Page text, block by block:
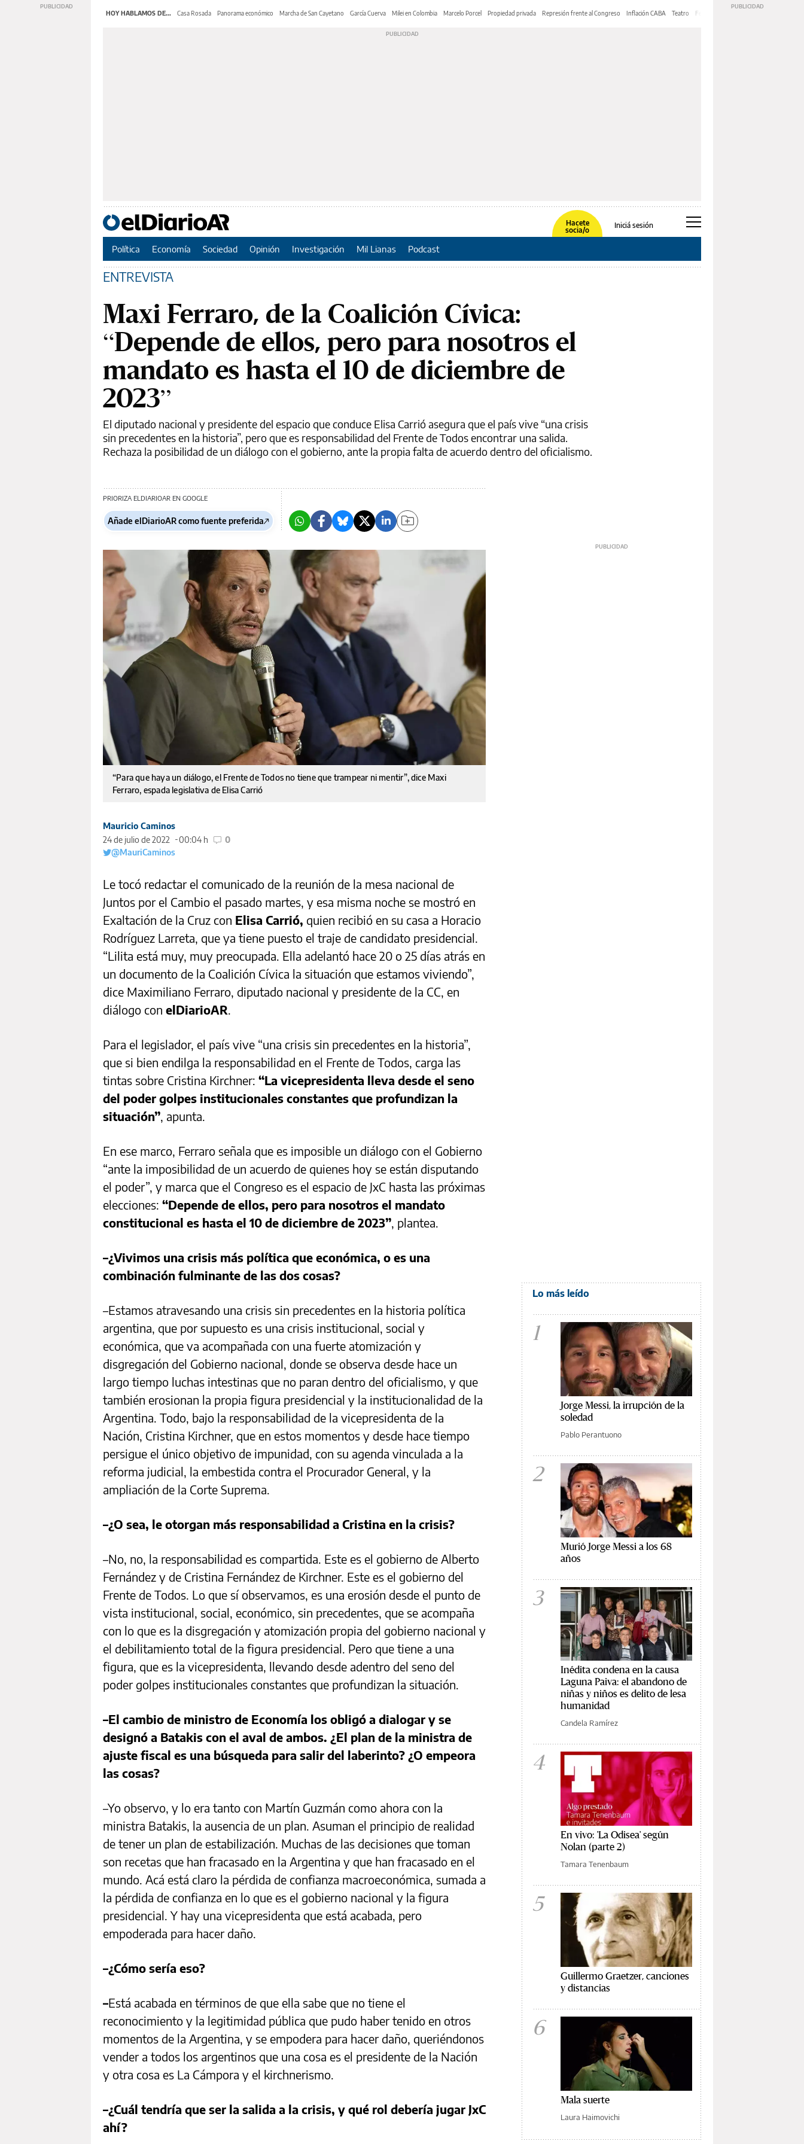
HOY HABLAMOS DE... Casa Rosada Panorama económico Marcha de San Cayetano García Cuerva Milei en Colombia Marcelo Porcel Propiedad privada Represión frente al Congreso Inflación CABA Teatro Feria de Editores
Hacete
socia/o
Iniciá sesión
Política Economía Sociedad Opinión Investigación Mil Lianas Podcast
ENTREVISTA
Maxi Ferraro, de la Coalición Cívica:
“Depende de ellos, pero para nosotros el
mandato es hasta el 10 de diciembre de
2023”
El diputado nacional y presidente del espacio que conduce Elisa Carrió asegura que el país vive “una crisis
sin precedentes en la historia”, pero que es responsabilidad del Frente de Todos encontrar una salida.
Rechaza la posibilidad de un diálogo con el gobierno, ante la propia falta de acuerdo dentro del oficialismo.
PRIORIZA ELDIARIOAR EN GOOGLE
Añade elDiarioAR como fuente preferida
“Para que haya un diálogo, el Frente de Todos no tiene que trampear ni mentir”, dice Maxi
Ferraro, espada legislativa de Elisa Carrió
Mauricio Caminos
24 de julio de 2022
00:04 h
0
@MauriCaminos
Le tocó redactar el comunicado de la reunión de la mesa nacional de
Juntos por el Cambio el pasado martes, y esa misma noche se mostró en
Exaltación de la Cruz con Elisa Carrió, quien recibió en su casa a Horacio
Rodríguez Larreta, que ya tiene puesto el traje de candidato presidencial.
“Lilita está muy, muy preocupada. Ella adelantó hace 20 o 25 días atrás en
un documento de la Coalición Cívica la situación que estamos viviendo”,
dice Maximiliano Ferraro, diputado nacional y presidente de la CC, en
diálogo con elDiarioAR.
Para el legislador, el país vive “una crisis sin precedentes en la historia”,
que si bien endilga la responsabilidad en el Frente de Todos, carga las
tintas sobre Cristina Kirchner: “La vicepresidenta lleva desde el seno
del poder golpes institucionales constantes que profundizan la
situación”, apunta.
En ese marco, Ferraro señala que es imposible un diálogo con el Gobierno
“ante la imposibilidad de un acuerdo de quienes hoy se están disputando
el poder”, y marca que el Congreso es el espacio de JxC hasta las próximas
elecciones: “Depende de ellos, pero para nosotros el mandato
constitucional es hasta el 10 de diciembre de 2023”, plantea.
–¿Vivimos una crisis más política que económica, o es una
combinación fulminante de las dos cosas?
–Estamos atravesando una crisis sin precedentes en la historia política
argentina, que por supuesto es una crisis institucional, social y
económica, que va acompañada con una fuerte atomización y
disgregación del Gobierno nacional, donde se observa desde hace un
largo tiempo luchas intestinas que no paran dentro del oficialismo, y que
también erosionan la propia figura presidencial y la institucionalidad de la
Argentina. Todo, bajo la responsabilidad de la vicepresidenta de la
Nación, Cristina Kirchner, que en estos momentos y desde hace tiempo
persigue el único objetivo de impunidad, con su agenda vinculada a la
reforma judicial, la embestida contra el Procurador General, y la
ampliación de la Corte Suprema.
–¿O sea, le otorgan más responsabilidad a Cristina en la crisis?
–No, no, la responsabilidad es compartida. Este es el gobierno de Alberto
Fernández y de Cristina Fernández de Kirchner. Este es el gobierno del
Frente de Todos. Lo que sí observamos, es una erosión desde el punto de
vista institucional, social, económico, sin precedentes, que se acompaña
con lo que es la disgregación y atomización propia del gobierno nacional y
el debilitamiento total de la figura presidencial. Pero que tiene a una
figura, que es la vicepresidenta, llevando desde adentro del seno del
poder golpes institucionales constantes que profundizan la situación.
–El cambio de ministro de Economía los obligó a dialogar y se
designó a Batakis con el aval de ambos. ¿El plan de la ministra de
ajuste fiscal es una búsqueda para salir del laberinto? ¿O empeora
las cosas?
–Yo observo, y lo era tanto con Martín Guzmán como ahora con la
ministra Batakis, la ausencia de un plan. Asuman el principio de realidad
de tener un plan de estabilización. Muchas de las decisiones que toman
son recetas que han fracasado en la Argentina y que han fracasado en el
mundo. Acá está claro la pérdida de confianza macroeconómica, sumada a
la pérdida de confianza en lo que es el gobierno nacional y la figura
presidencial. Y hay una vicepresidenta que está acabada, pero
empoderada para hacer daño.
–¿Cómo sería eso?
–Está acabada en términos de que ella sabe que no tiene el
reconocimiento y la legitimidad pública que pudo haber tenido en otros
momentos de la Argentina, y se empodera para hacer daño, queriéndonos
vender a todos los argentinos que una cosa es el presidente de la Nación
y otra cosa es La Cámpora y el kirchnerismo.
–¿Cuál tendría que ser la salida a la crisis, y qué rol debería jugar JxC
ahí?
Lo más leído
1
Jorge Messi, la irrupción de la
soledad
Pablo Perantuono
2
Murió Jorge Messi a los 68
años
3
Inédita condena en la causa
Laguna Paiva: el abandono de
niñas y niños es delito de lesa
humanidad
Candela Ramírez
4
En vivo: 'La Odisea' según
Nolan (parte 2)
Tamara Tenenbaum
5
Guillermo Graetzer, canciones
y distancias
6
Mala suerte
Laura Haimovichi